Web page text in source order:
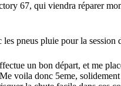
67, qui viendra réparer
pneus pluie pour la
un bon départ, et me
voila donc 5eme,